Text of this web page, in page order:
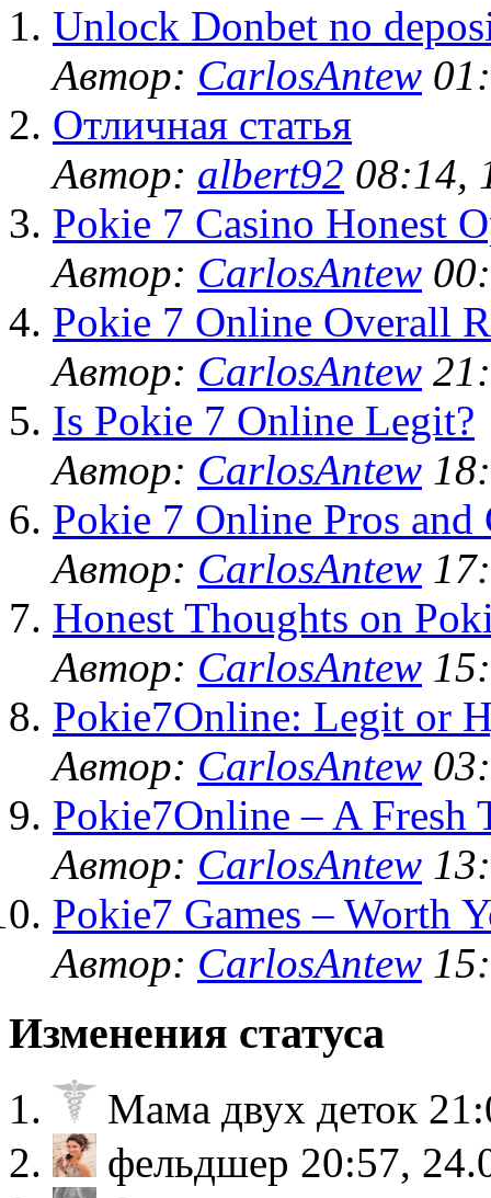
Unlock Donbet no
Автор: CarlosAntew
Отличная статья
Автор: albert92 08:14,
Pokie 7 Casino Honest
Автор: CarlosAntew
Pokie 7 Online Overall
Автор: CarlosAntew
Is Pokie 7 Online Legit?
Автор: CarlosAntew
Pokie 7 Online Pros and
Автор: CarlosAntew
Honest Thoughts on
Автор: CarlosAntew
Pokie7Online: Legit or
Автор: CarlosAntew
Pokie7Online – A Fresh
Автор: CarlosAntew
Pokie7 Games – Worth
Автор: CarlosAntew
Изменения статуса
Мама двух деток
фельдшер 20:57,